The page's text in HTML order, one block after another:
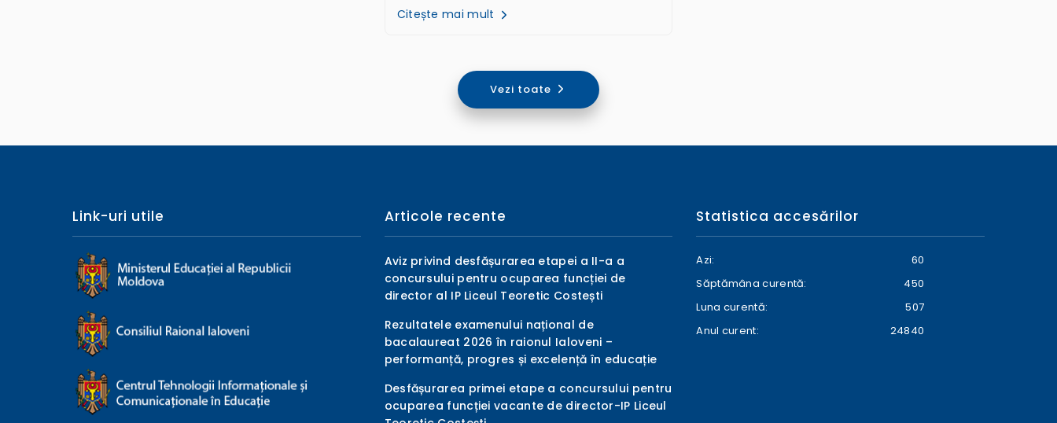
Citește mai mult
Vezi toate
Link-uri utile Articole recente
Aviz privind desfășurarea etapei a II-a a
concursului pentru ocuparea funcției de
director al IP Liceul Teoretic Costești
Rezultatele examenului național de
bacalaureat 2026 în raionul Ialoveni –
performanță, progres și excelență în educație
Desfășurarea primei etape a concursului pentru
ocuparea funcției vacante de director-IP Liceul
Statistica accesărilor
Azi:
60
Săptămâna curentă:
450
Luna curentă:
507
Anul curent:
24840